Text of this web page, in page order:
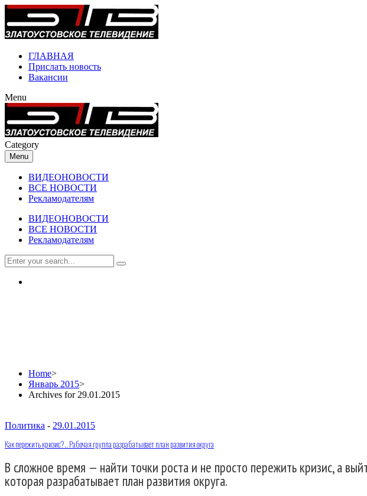
ГЛАВНАЯ
Прислать новость
Вакансии
Menu
Category
Menu
ВИДЕОНОВОСТИ
ВСЕ НОВОСТИ
Рекламодателям
ВИДЕОНОВОСТИ
ВСЕ НОВОСТИ
Рекламодателям
Home>
Январь 2015>
Archives for 29.01.2015
Политика - 29.01.2015
Как пережить кризис?.. Рабочая группа разрабатывает план развития округа
В сложное время — найти точки роста и не просто пережить кризис, а
которая разрабатывает план развития округа.